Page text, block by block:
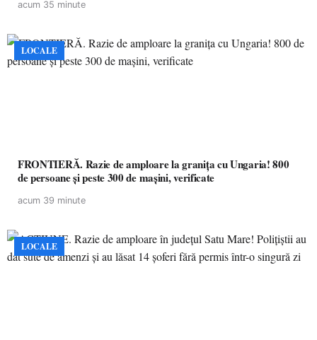
acum 35 minute
LOCALE
FRONTIERĂ. Razie de amploare la granița cu Ungaria! 800
de persoane și peste 300 de mașini, verificate
acum 39 minute
LOCALE